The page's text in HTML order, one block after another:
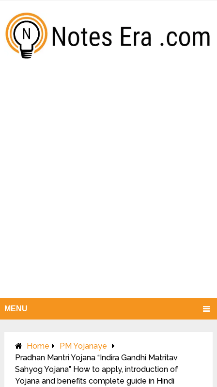
MENU
Home
PM Yojanaye
Pradhan Mantri Yojana “Indira Gandhi Matritav
Sahyog Yojana” How to apply, introduction of
Yojana and benefits complete guide in Hindi